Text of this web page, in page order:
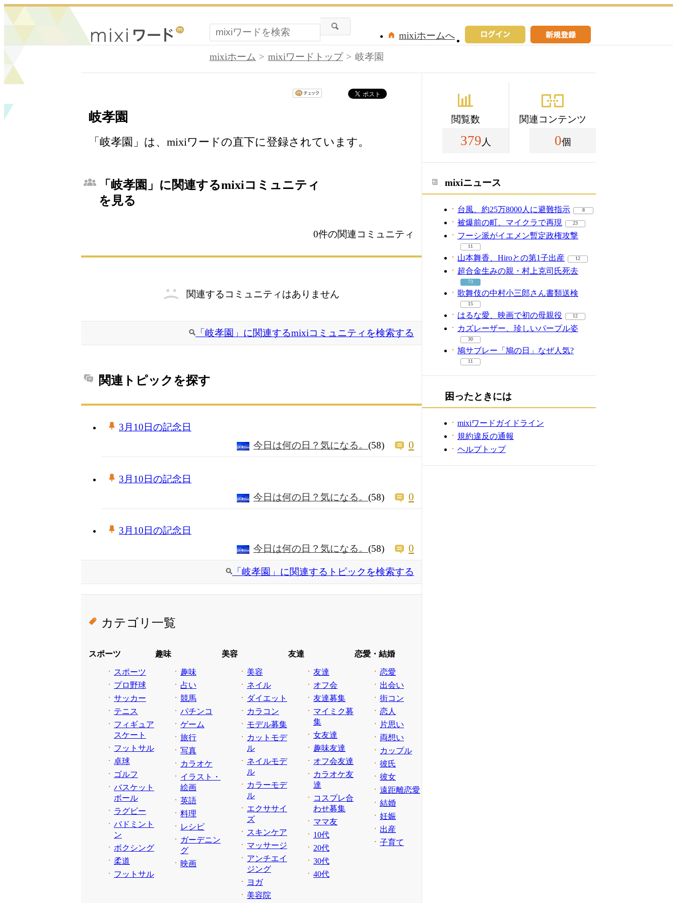
mixiホームへ
mixiホーム
mixiワードトップ 岐孝園
岐孝園
「岐孝園」は、mixiワードの直下に登録されています。
「岐孝園」に関連するmixiコミュニティ
を見る
0件の関連コミュニティ
関連するコミュニティはありません
「岐孝園」に関連するmixiコミュニティを検索する
関連トピックを探す
3月10日の記念日
今日は何の日？気になる。 (58) 0
3月10日の記念日
今日は何の日？気になる。 (58) 0
3月10日の記念日
今日は何の日？気になる。 (58) 0
「岐孝園」に関連するトピックを検索する
カテゴリ一覧
スポーツ
スポーツ
プロ野球
サッカー
テニス
フィギュア
スケート
フットサル
卓球
ゴルフ
バスケット
ボール
ラグビー
バドミント
ン
ボクシング
柔道
フットサル
趣味
趣味
占い
競馬
パチンコ
ゲーム
旅行
写真
カラオケ
イラスト・
絵画
英語
料理
レシピ
ガーデニン
グ
映画
美容
美容
ネイル
ダイエット
カラコン
モデル募集
カットモデ
ル
ネイルモデ
ル
カラーモデ
ル
エクササイ
ズ
スキンケア
マッサージ
アンチエイ
ジング
ヨガ
美容院
友達
友達
オフ会
友達募集
マイミク募
集
女友達
趣味友達
オフ会友達
カラオケ友
達
コスプレ合
わせ募集
ママ友
10代
20代
30代
40代
恋愛・結婚
恋愛
出会い
街コン
恋人
片思い
両想い
カップル
彼氏
彼女
遠距離恋愛
結婚
妊娠
出産
子育て
閲覧数
379 人
関連コンテンツ
0個
mixiニュース
台風、約25万8000人に避難指示 8
被爆前の町、マイクラで再現 23
フーシ派がイエメン暫定政権攻撃
11
山本舞香、Hiroとの第1子出産 12
超合金生みの親・村上克司氏死去
73
歌舞伎の中村小三郎さん書類送検
15
はるな愛、映画で初の母親役 12
カズレーザー、珍しいパープル姿
30
鳩サブレー「鳩の日」なぜ人気?
11
困ったときには
mixiワードガイドライン
規約違反の通報
ヘルプトップ